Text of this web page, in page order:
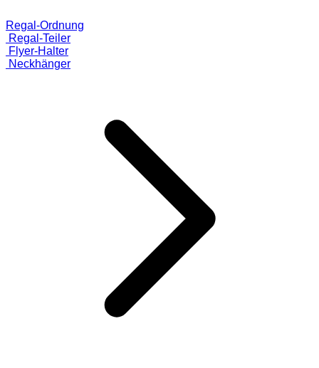
Regal-Ordnung
Regal-Teiler
Flyer-Halter
Neckhänger